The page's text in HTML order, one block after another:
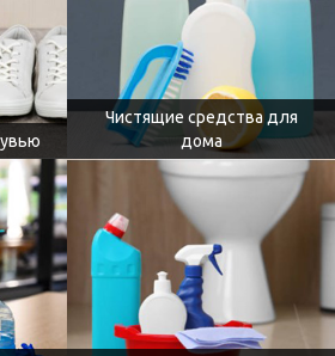
Чистящие средства для
дома